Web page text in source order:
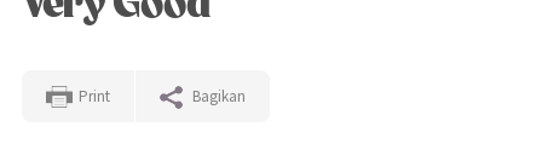
Print Bagikan